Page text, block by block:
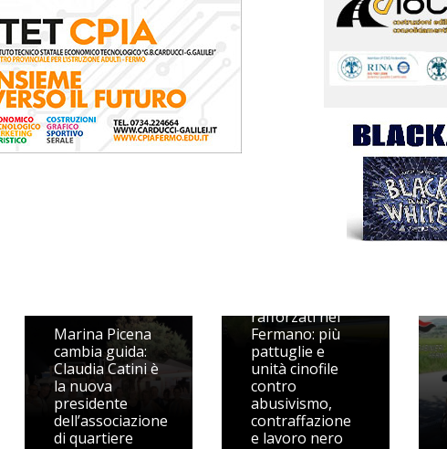
Marina Picena
cambia guida:
Claudia Catini è
la nuova
presidente
dell’associazione
di quartiere
rafforzati nel
Fermano: più
pattuglie e
unità cinofile
contro
abusivismo,
contraffazione
e lavoro nero